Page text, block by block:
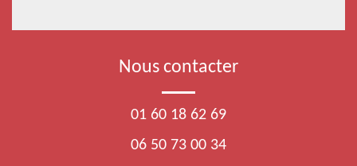
Nous contacter
01 60 18 62 69
06 50 73 00 34